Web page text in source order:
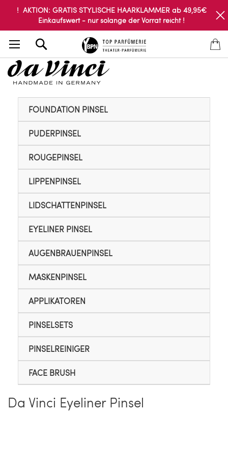
! AKTION: GRATIS STYLISCHE HAARKLAMMER ab 49,95€
Einkaufswert - nur solange der Vorrat reicht !
FOUNDATION PINSEL
PUDERPINSEL
ROUGEPINSEL
LIPPENPINSEL
LIDSCHATTENPINSEL
EYELINER PINSEL
AUGENBRAUENPINSEL
MASKENPINSEL
APPLIKATOREN
PINSELSETS
PINSELREINIGER
FACE BRUSH
Da Vinci Eyeliner Pinsel